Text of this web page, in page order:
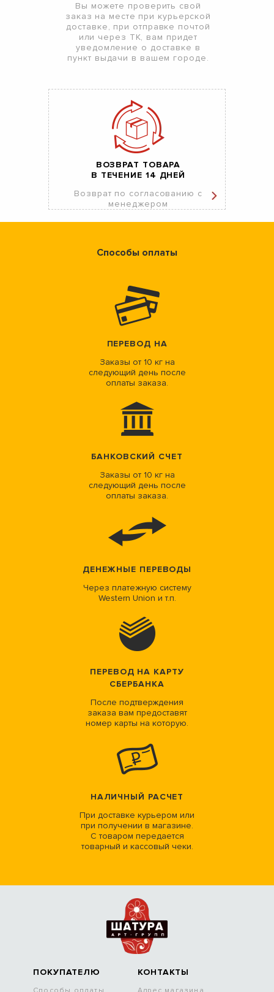
Вы можете проверить свой
заказ на месте при курьерской
доставке, при отправке почтой
или через ТК, вам придет
уведомление о доставке в
пункт выдачи в вашем городе.
ВОЗВРАТ ТОВАРА
В ТЕЧЕНИЕ 14 ДНЕЙ
Возврат по согласованию с
менеджером
Способы оплаты
ПЕРЕВОД НА
Заказы от 10 кг на
следующий день после
оплаты заказа.
БАНКОВСКИЙ СЧЕТ
Заказы от 10 кг на
следующий день после
оплаты заказа.
ДЕНЕЖНЫЕ ПЕРЕВОДЫ
Через платежную систему
Western Union и т.п.
ПЕРЕВОД НА КАРТУ
СБЕРБАНКА
После подтверждения
заказа вам предоставят
номер карты на которую.
НАЛИЧНЫЙ РАСЧЕТ
При доставке курьером или
при получении в магазине.
С товаром передается
товарный и кассовый чеки.
ПОКУПАТЕЛЮ КОНТАКТЫ